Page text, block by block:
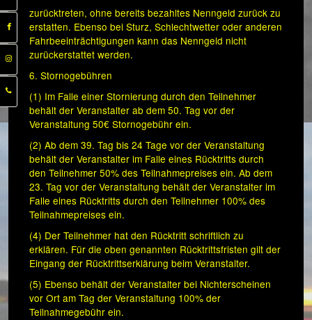
zurücktreten, ohne bereits bezahltes Nenngeld zurück zu
erstatten. Ebenso bei Sturz, Schlechtwetter oder anderen
Fahrbeeinträchtigungen kann das Nenngeld nicht
zurückerstattet werden.
6. Stornogebühren
(1) Im Falle einer Stornierung durch den Teilnehmer
behält der Veranstalter ab dem 50. Tag vor der
Veranstaltung 50€ Stornogebühr ein.
(2) Ab dem 39. Tag bis 24 Tage vor der Veranstaltung
behält der Veranstalter im Falle eines Rücktritts durch
den Teilnehmer 50% des Teilnahmepreises ein. Ab dem
23. Tag vor der Veranstaltung behält der Veranstalter im
Falle eines Rücktritts durch den Teilnehmer 100% des
Teilnahmepreises ein.
(4) Der Teilnehmer hat den Rücktritt schriftlich zu
erklären. Für die oben genannten Rücktrittsfristen gilt der
Eingang der Rücktrittserklärung beim Veranstalter.
(5) Ebenso behält der Veranstalter bei Nichterscheinen
vor Ort am Tag der Veranstaltung 100% der
Teilnahmegebühr ein.